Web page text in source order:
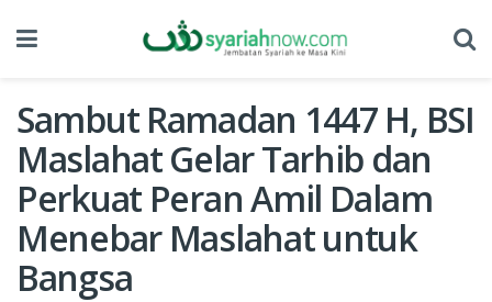
Sambut Ramadan 1447 H, BSI
Maslahat Gelar Tarhib dan
Perkuat Peran Amil Dalam
Menebar Maslahat untuk
Bangsa